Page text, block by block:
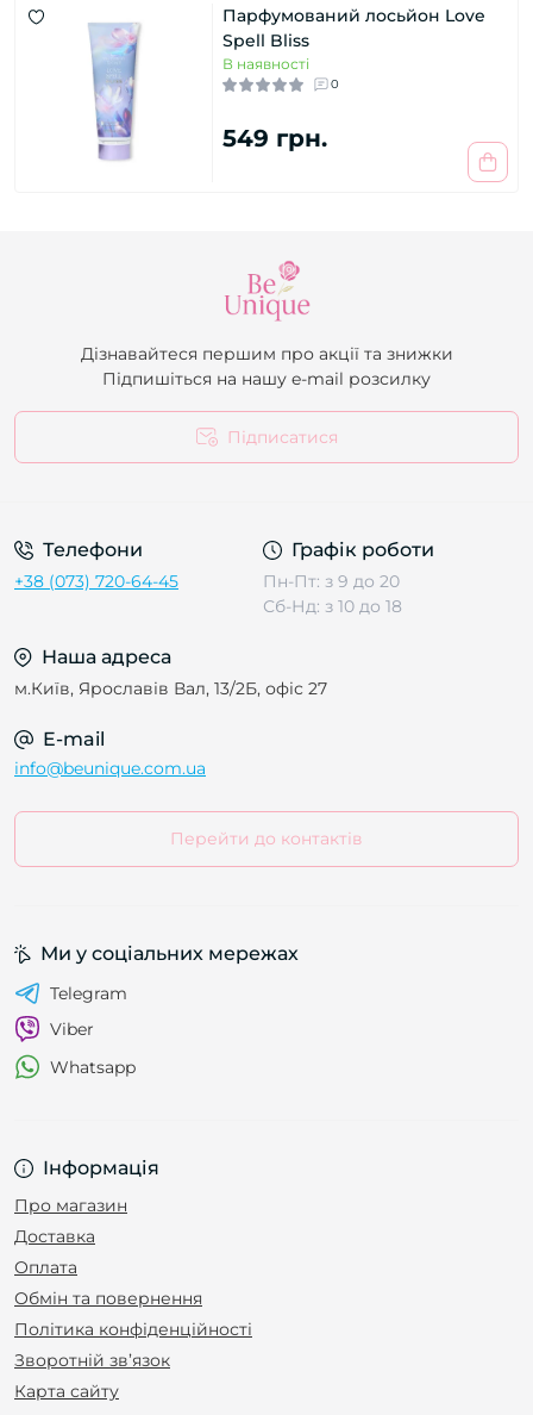
Парфумований лосьйон Love
Spell Bliss
В наявності
0
549 грн.
Дізнавайтеся першим про акції та знижки
Підпишіться на нашу e-mail розсилку
Підписатися
Телефони
+38 (073) 720-64-45
Графік роботи
Пн-Пт: з 9 до 20
Сб-Нд: з 10 до 18
Наша адреса
м.Київ, Ярославів Вал, 13/2Б, офіс 27
E-mail
info@beunique.com.ua
Перейти до контактів
Інформація
Про магазин
Доставка
Оплата
Обмін та повернення
Політика конфіденційності
Зворотній зв’язок
Карта сайту
Ми у соціальних мережах
Telegram
Viber
Whatsapp